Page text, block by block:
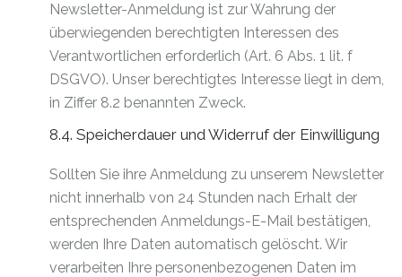
Newsletter-Anmeldung ist zur Wahrung der
überwiegenden berechtigten Interessen des
Verantwortlichen erforderlich (Art. 6 Abs. 1 lit. f
DSGVO). Unser berechtigtes Interesse liegt in dem,
in Ziffer 8.2 benannten Zweck.
8.4. Speicherdauer und Widerruf der Einwilligung
Sollten Sie ihre Anmeldung zu unserem Newsletter
nicht innerhalb von 24 Stunden nach Erhalt der
entsprechenden Anmeldungs-E-Mail bestätigen,
werden Ihre Daten automatisch gelöscht. Wir
verarbeiten Ihre personenbezogenen Daten im